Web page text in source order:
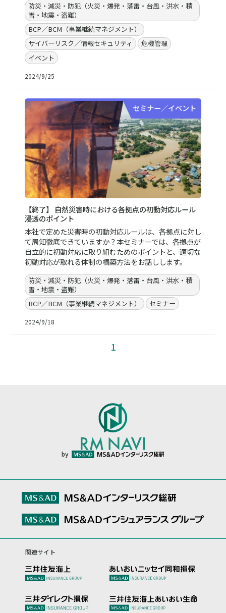
防災・減災・防犯（火災・爆発・落雷・台風・洪水・積
雪・地震・盗難）
BCP／BCM（事業継続マネジメント）
サイバーリスク／情報セキュリティ
危機管理
イベント
2024/9/25
セミナー／イベント
【終了】 自然災害時における各拠点の初動対応ルール
浸透のポイント
本社で定めた災害時の初動対応ルールは、各拠点に対し
て周知徹底できていますか？本セミナーでは、各拠点が
自立的に初動対応に取り組むためのポイントと、適切な
初動対応が取れる体制の構築方法をお話しします。
防災・減災・防犯（火災・爆発・落雷・台風・洪水・積
雪・地震・盗難）
BCP／BCM（事業継続マネジメント）
セミナー
2024/9/18
1
by
関連サイト